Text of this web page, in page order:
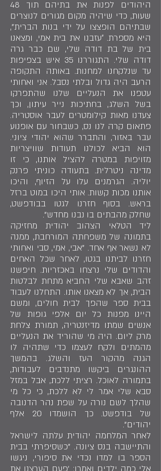
היהודים לפנות את בתיהם תוך 48
שעות, כדי שיהיה מקום מגורים לנוצרים
שבתיהם הופצצו על ידי בנות הברית",
היא מספרת. ״עזבנו את בית אמי, ומצאנו
בית של בת דודה שלי, שם כבר גרה
דודה שלי. התגוררנו 35 איש בצפיפות
עד שנלקחנו למחנות. באותה התקופה
הרעב היה גדול ובלתי נסבל. אני ואחותי
עטפנו את הנעליים שלנו שהתפרקו
בשל השלג, בחתיכות נייר עיתון, וכך
צעדנו מאות קילומטרים לעבר אוסטריה.
פתאום קרה לנו נס, כשבחור עם אופנוע
עבר באזור, והתברר שהוא יהודי ציוני.
הוא הביא לכולנו תעודות שוויצריות
מזויפות במטרה להציל אותנו, כי זו
מדינה ניטרלית. בתעודה כוניתי פרנק
יוליה. הגרמנים עלו על הזיוף, והיכו
אותנו מכות קשות. אותי היכו במוט ברזל
בראש. בסוף חזרנו לגטו בבודפשט,
שחלק מהבתים בו נבנו מחדש".
ליד הטלאי הצהוב יהודית מחזיקה
בתמונה של משפחתה המורחבת, ממנה
לא נשאר אף אחד. "אבי, אמי, סבי ואחותי
חזרנו לביתנו בגטו, לאחר שכל האחים
והדודים שלי נרצחו באכזריות. חיפשנו
זהב שאבא שלי החביא מתחת לבלטות
הבית, אך לא מצאנו אותו. התחלנו לעבוד
בבית ספר שהפך לבית חולים, ומשם
היינו מפנות כל יום אלפי גופות של
אנשים שמתו מדיזנטריה, תמורת צלחת
מרק ליום. היה מי שהוריד את הנעליים
מהמתים ולקח לעצמו כדי שתהיה לו
הגנה מהקור העז והשלג. בהמשך
ההונגרים ביקשו מתנדבים לעבודות,
בתמורה לאוכל. רציתי ללכת, אבל במזל
סבא שלי אמר לי לא ללכת, כי כל מי
שהלך לשם נורה על שפת נהר הדנובה
של בודפשט. כך הושמדו 20 אלף
יהודים".
לאחר המלחמה יהודית עלתה לישראל
והתיישבה בנס ציונה. "כשסיפרתי בבית
הספר בו למדו נכדי את סיפורי, ניגשו